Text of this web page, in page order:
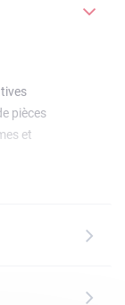
pièces
et
jouer
potions